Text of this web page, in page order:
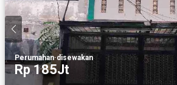
Perumahan·disewakan
Rp 185Jt